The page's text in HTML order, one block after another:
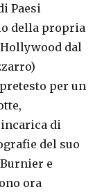
Paesi
della propria
dal
per un
di
del suo
e
ora